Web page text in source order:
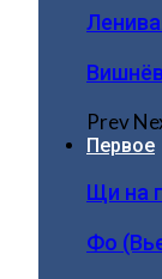
Prev
Первое
Щи на
Фо